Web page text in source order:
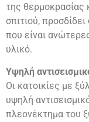
της θερμοκρασίας
σπιτιού,
που είναι
υλικό.
Υψηλή
Οι κατοικίες με
υψηλή
πλεονέκτημα του